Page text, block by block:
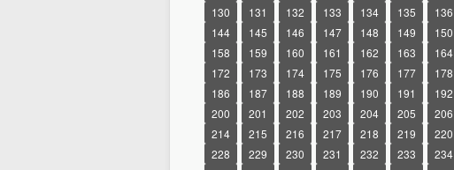
130
131 132 133 134 135 136
144
145 146 147 148 149 150
158
159 160 161 162 163 164
172
173 174 175 176 177 178
186
187 188 189 190 191 192
200
201 202 203 204 205 206
214
215 216 217 218 219 220
228
229 230 231 232 233 234